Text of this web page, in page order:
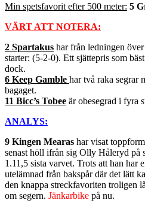
Min spetsfavorit efter 500 meter: 5
VÄRT ATT NOTERA:
2 Spartakus har från ledningen
starter: (5-2-0). Ett sjättepris som
dock.
6 Keep Gamble har två raka segrar
bagaget.
11 Bicc’s Tobee är obesegrad i fyra
ANALYS:
9 Kingen Mearas har visat
senast höll ifrån sig Olly Håleryd på
1.11,5 sista varvet. Trots att han har
utelämnad från bakspår där det lätt
den knappa streckfavoriten troligen
om segern. Jänkarbike på nu.